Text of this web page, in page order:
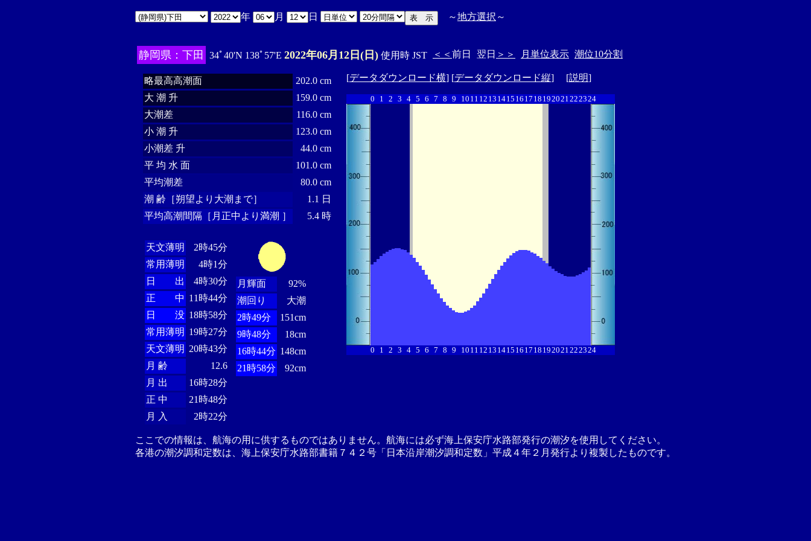
年 月 日 ～地方選択 ～
静岡県：下田 34ﾟ40'N 138ﾟ57'E 2022年06月12日(日) 使用時 JST ＜＜ 前日 翌日 ＞＞ 月単位表示 潮位10分割
略最高高潮面
202.0 cm
大 潮 升
159.0 cm
大潮差
116.0 cm
小 潮 升
123.0 cm
小潮差 升
44.0 cm
平 均 水 面
101.0 cm
平均潮差
80.0 cm
潮 齢［朔望より大潮まで］
1.1 日
平均高潮間隔［月正中より満潮 ］
5.4 時
天文薄明
2時45分
常用薄明
4時1分
日 出
4時30分
正 中 11時44分
日 没 18時58分
常用薄明 19時27分
天文薄明 20時43分
月 齢
12.6
月 出
16時28分
正 中
21時48分
月 入
2時22分
月輝面
92%
潮回り
大潮
2時49分
151cm
9時48分
18cm
16時44分 148cm
21時58分
92cm
[データダウンロード横] [データダウンロード縦] [説明]
0 1 2 3 4 5 6 7 8 9 10 11 12 13 1415 16 17 18 192021222324
0 1 2 3 4 5 6 7 8 9 10 11 12 13 1415 16 17 18 192021222324
ここでの情報は、航海の用に供するものではありません。航海には必ず海上保安庁水路部発行の潮汐を使用してください。
各港の潮汐調和定数は、海上保安庁水路部書籍７４２号「日本沿岸潮汐調和定数」平成４年２月発行より複製したものです。